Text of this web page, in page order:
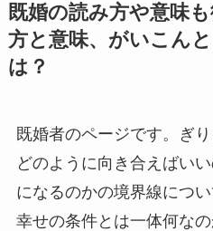
既婚の読み方や意味
方と意味、がいこん
は？
既婚者のページです。ぎ
どのように向き合えばい
になるのかの境界線につ
幸せの条件とは一体何な